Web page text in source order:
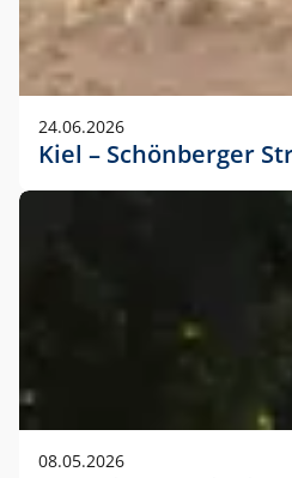
24.06.2026
Kiel – Schönberger
08.05.2026